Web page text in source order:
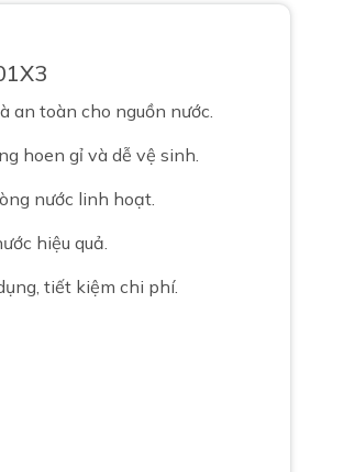
rẻ
hãng
lượng
cấp
an toàn cho nguồn nước.
hoen gỉ và dễ vệ sinh.
nước linh hoạt.
hiệu quả.
tiết kiệm chi phí.